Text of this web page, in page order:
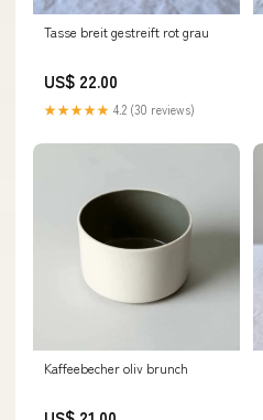
Tasse breit gestreift rot grau
US$ 22.00
★★★★★ 4.2 (30 reviews)
Kaffeebecher oliv brunch